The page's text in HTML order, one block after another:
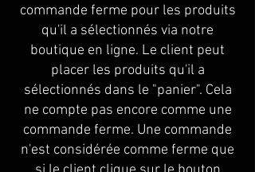
commande ferme pour les produits
qu'il a sélectionnés via notre
boutique en ligne. Le client peut
placer les produits qu'il a
sélectionnés dans le "panier". Cela
ne compte pas encore comme une
commande ferme. Une commande
n'est considérée comme ferme que